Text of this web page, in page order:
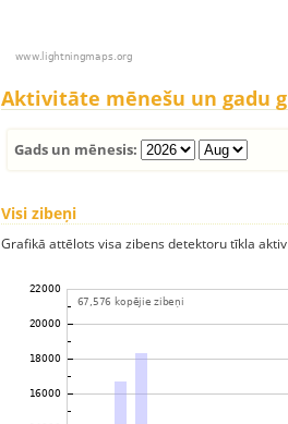
Aktivitāte mēnešu un gadu
Gads un mēnesis:
Visi zibeņi
Grafikā attēlots visa zibens detektoru tīkla